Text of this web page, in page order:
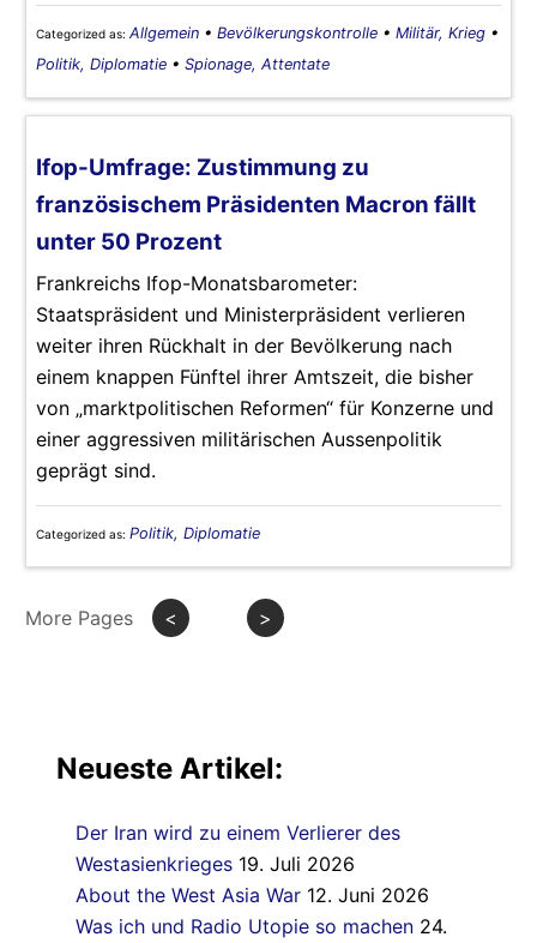
Categorized as: Allgemein • Bevölkerungskontrolle • Militär, Krieg •
Politik, Diplomatie • Spionage, Attentate
Ifop-Umfrage: Zustimmung zu
französischem Präsidenten Macron fällt
unter 50 Prozent
Frankreichs Ifop-Monatsbarometer:
Staatspräsident und Ministerpräsident verlieren
weiter ihren Rückhalt in der Bevölkerung nach
einem knappen Fünftel ihrer Amtszeit, die bisher
von „marktpolitischen Reformen“ für Konzerne und
einer aggressiven militärischen Aussenpolitik
geprägt sind.
Categorized as: Politik, Diplomatie
More Pages < >
Neueste Artikel:
Der Iran wird zu einem Verlierer des
Westasienkrieges 19. Juli 2026
About the West Asia War 12. Juni 2026
Was ich und Radio Utopie so machen 24.